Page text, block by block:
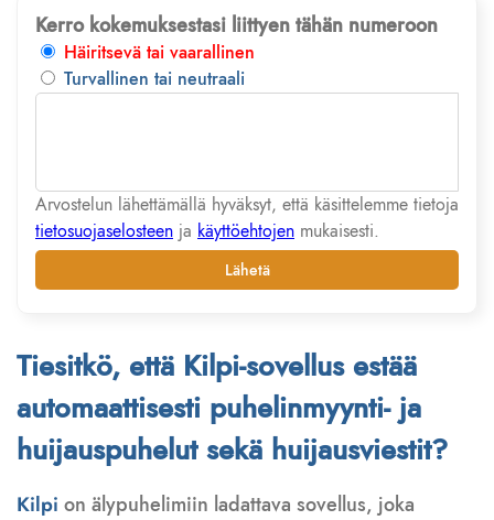
Kerro kokemuksestasi liittyen tähän numeroon
Häiritsevä tai vaarallinen
Turvallinen tai neutraali
Arvostelun lähettämällä hyväksyt, että käsittelemme tietoja
tietosuojaselosteen ja käyttöehtojen mukaisesti.
Lähetä
Tiesitkö, että Kilpi-sovellus estää
automaattisesti puhelinmyynti- ja
huijauspuhelut sekä huijausviestit?
Kilpi on älypuhelimiin ladattava sovellus, joka